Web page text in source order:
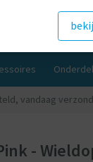
vandaag
Pink -